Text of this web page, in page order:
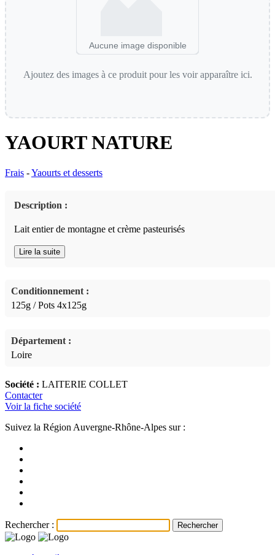
Aucune image disponible
Ajoutez des images à ce produit pour les voir apparaître ici.
YAOURT NATURE
Frais -Yaourts et desserts
Description :
Lait entier de montagne et crème pasteurisés
Lire la suite
Conditionnement :
125g / Pots 4x125g
Département :
Loire
Société : LAITERIE COLLET
Contacter
Voir la fiche société
Suivez la Région Auvergne-Rhône-Alpes sur :
Rechercher :